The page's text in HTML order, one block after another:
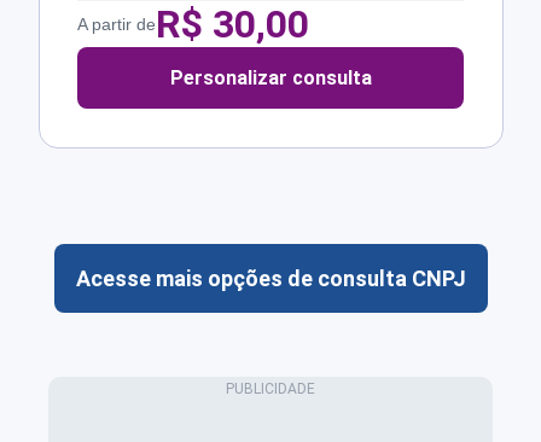
A partir deR$ 30,00
Personalizar consulta
Acesse mais opções de consulta CNPJ